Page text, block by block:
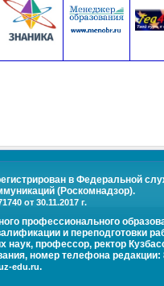
в Федеральной
(Роскомнадзор).
от 30.11.2017 г.
профессионального
и переподготовки
профессор, ректор
номер телефона редакции:
edu.ru.